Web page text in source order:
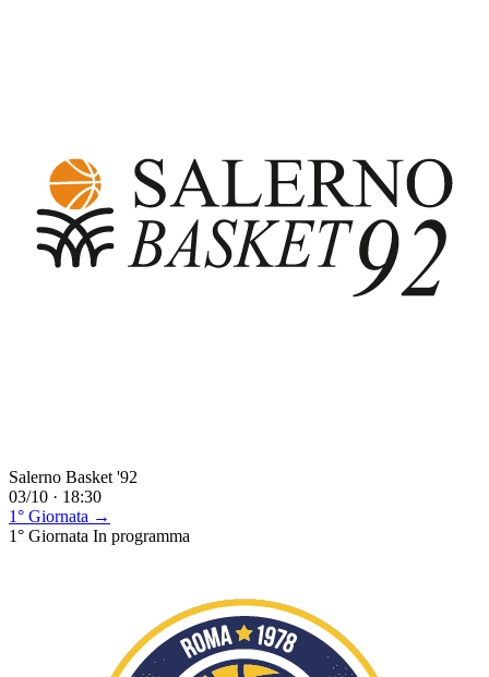
Salerno Basket '92
03/10 · 18:30
1° Giornata →
1° Giornata In programma